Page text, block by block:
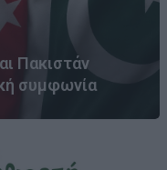
Πακιστάν
συμφωνία